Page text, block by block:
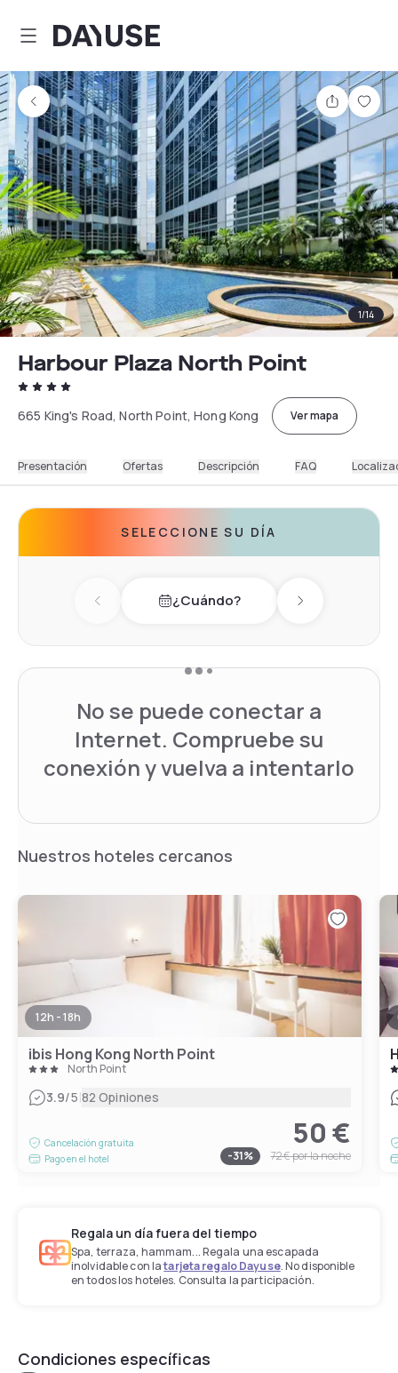
Dayuse
1/14
Harbour Plaza North Point
665 King's Road, North Point, Hong Kong Ver mapa
Presentación Ofertas Descripción FAQ
SELECCIONE SU DÍA
Previous day¿Cuándo? Next day
No se puede conectar a
Internet. Compruebe su
conexión y vuelva a intentarlo
Nuestros hoteles cercanos
12h - 18h
ibis Hong Kong North Point
North Point
3.9/5|82 Opiniones
Cancelación gratuita
Pago en el hotel
50 €
-31% 72 €por la noche
Regala un día fuera del tiempo
Spa, terraza, hammam... Regala una escapada
inolvidable con latarjeta regalo Dayuse. No disponible
en todos los hoteles. Consulta la participación.
Condiciones específicas